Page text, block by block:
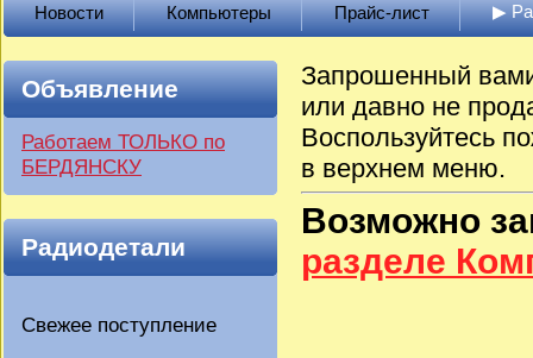
Новости Компьютеры Прайс-лист ▶
Объявление
Работаем ТОЛЬКО по
БЕРДЯНСКУ
Радиодетали
Свежее поступление
Запрошенный
или давно не
Воспользуйтесь
в верхнем меню.
Возможно
разделе